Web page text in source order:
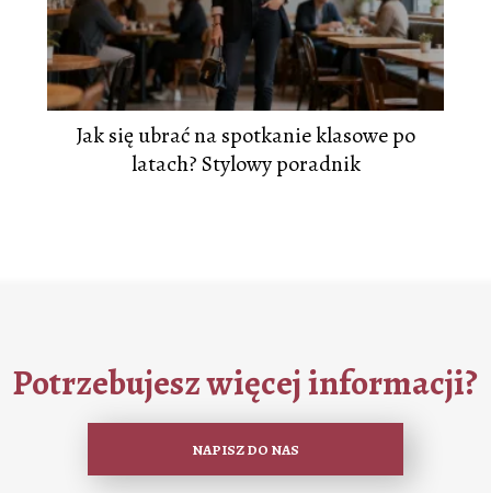
Jak się ubrać na spotkanie klasowe po
latach? Stylowy poradnik
Potrzebujesz więcej informacji?
NAPISZ DO NAS